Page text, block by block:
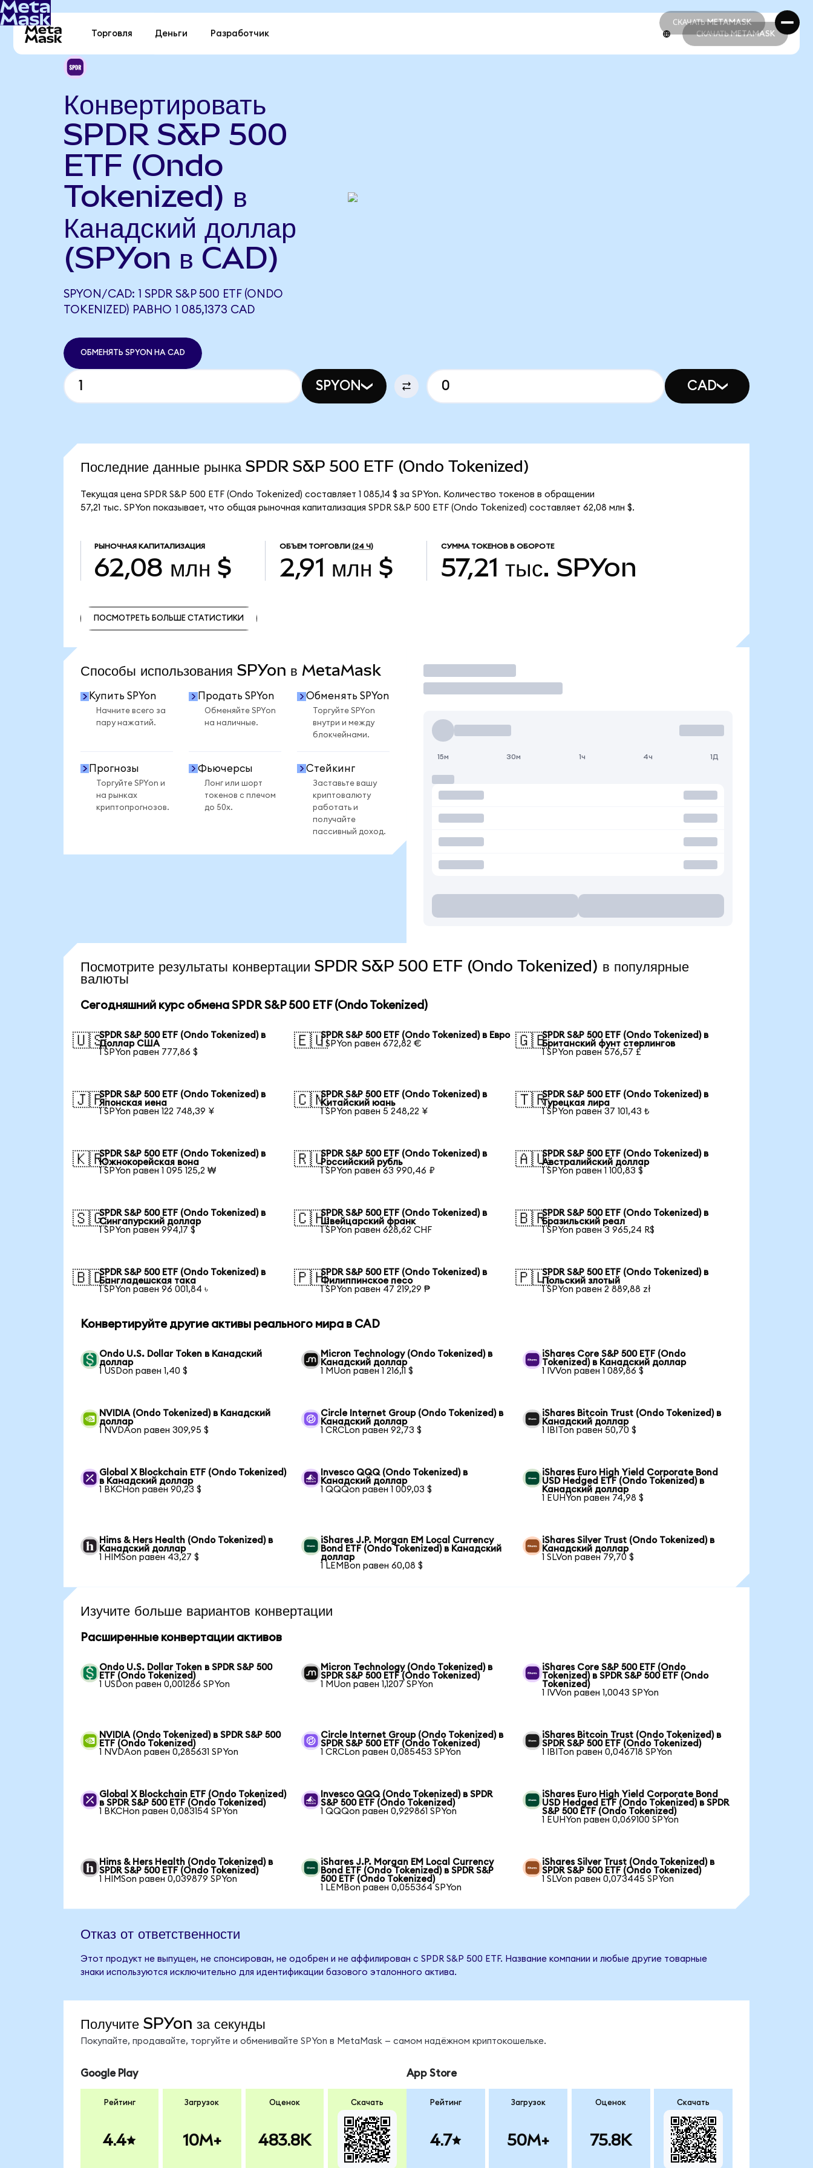
СКАЧАТЬ METAMASK
СКАЧАТЬ METAMASK
Торговля Деньги Разработчик СКАЧАТЬ METAMASK
Конвертировать
SPDR S&P 500
ETF (Ondo
Tokenized) в
Канадский доллар
(SPYon в CAD)
SPYON/CAD: 1 SPDR S&P 500 ETF (ONDO
TOKENIZED) РАВНО 1 085,1373 CAD
ОБМЕНЯТЬ SPYON НА CAD
SPYON CAD
Последние данные рынка SPDR S&P 500 ETF (Ondo Tokenized)
Текущая цена SPDR S&P 500 ETF (Ondo Tokenized) составляет 1 085,14 $ за SPYon. Количество токенов в обращении
57,21 тыс. SPYon показывает, что общая рыночная капитализация SPDR S&P 500 ETF (Ondo Tokenized) составляет 62,08 млн $.
РЫНОЧНАЯ КАПИТАЛИЗАЦИЯ
62,08 млн $
ОБЪЕМ ТОРГОВЛИ (24 Ч)
2,91 млн $
СУММА ТОКЕНОВ В ОБОРОТЕ
57,21 тыс. SPYon
ПОСМОТРЕТЬ БОЛЬШЕ СТАТИСТИКИ
Способы использования SPYon в MetaMask
Купить SPYon
Начните всего за
пару нажатий.
Продать SPYon
Обменяйте SPYon
на наличные.
Обменять SPYon
Торгуйте SPYon
внутри и между
блокчейнами.
Прогнозы
Торгуйте SPYon и
на рынках
криптопрогнозов.
Фьючерсы
Лонг или шорт
токенов с плечом
до 50x.
Стейкинг
Заставьте вашу
криптовалюту
работать и
получайте
пассивный доход.
Торговать
15м 30м 1ч 4ч 1Д
Посмотрите результаты конвертации SPDR S&P 500 ETF (Ondo Tokenized) в популярные
валюты
Сегодняшний курс обмена SPDR S&P 500 ETF (Ondo Tokenized)
🇺🇸SPDR S&P 500 ETF (Ondo Tokenized) в
Доллар США
1 SPYon равен 777,86 $
🇪🇺SPDR S&P 500 ETF (Ondo Tokenized) в Евро
1 SPYon равен 672,82 €
🇬🇧SPDR S&P 500 ETF (Ondo Tokenized) в
Британский фунт стерлингов
1 SPYon равен 576,57 £
🇯🇵SPDR S&P 500 ETF (Ondo Tokenized) в
Японская иена
1 SPYon равен 122 748,39 ¥
🇨🇳SPDR S&P 500 ETF (Ondo Tokenized) в
Китайский юань
1 SPYon равен 5 248,22 ¥
🇹🇷SPDR S&P 500 ETF (Ondo Tokenized) в
Турецкая лира
1 SPYon равен 37 101,43 ₺
🇰🇷SPDR S&P 500 ETF (Ondo Tokenized) в
Южнокорейская вона
1 SPYon равен 1 095 125,2 ₩
🇷🇺SPDR S&P 500 ETF (Ondo Tokenized) в
Российский рубль
1 SPYon равен 63 990,46 ₽
🇦🇺SPDR S&P 500 ETF (Ondo Tokenized) в
Австралийский доллар
1 SPYon равен 1 100,83 $
🇸🇬SPDR S&P 500 ETF (Ondo Tokenized) в
Сингапурский доллар
1 SPYon равен 994,17 $
🇨🇭SPDR S&P 500 ETF (Ondo Tokenized) в
Швейцарский франк
1 SPYon равен 628,62 CHF
🇧🇷SPDR S&P 500 ETF (Ondo Tokenized) в
Бразильский реал
1 SPYon равен 3 965,24 R$
🇧🇩SPDR S&P 500 ETF (Ondo Tokenized) в
Бангладешская така
1 SPYon равен 96 001,84 ৳
🇵🇭SPDR S&P 500 ETF (Ondo Tokenized) в
Филиппинское песо
1 SPYon равен 47 219,29 ₱
🇵🇱SPDR S&P 500 ETF (Ondo Tokenized) в
Польский злотый
1 SPYon равен 2 889,88 zł
Конвертируйте другие активы реального мира в CAD
Ondo U.S. Dollar Token в Канадский
доллар
1 USDon равен 1,40 $
Micron Technology (Ondo Tokenized) в
Канадский доллар
1 MUon равен 1 216,11 $
iShares Core S&P 500 ETF (Ondo
Tokenized) в Канадский доллар
1 IVVon равен 1 089,86 $
NVIDIA (Ondo Tokenized) в Канадский
доллар
1 NVDAon равен 309,95 $
Circle Internet Group (Ondo Tokenized) в
Канадский доллар
1 CRCLon равен 92,73 $
iShares Bitcoin Trust (Ondo Tokenized) в
Канадский доллар
1 IBITon равен 50,70 $
Global X Blockchain ETF (Ondo Tokenized)
в Канадский доллар
1 BKCHon равен 90,23 $
Invesco QQQ (Ondo Tokenized) в
Канадский доллар
1 QQQon равен 1 009,03 $
iShares Euro High Yield Corporate Bond
USD Hedged ETF (Ondo Tokenized) в
Канадский доллар
1 EUHYon равен 74,98 $
Hims & Hers Health (Ondo Tokenized) в
Канадский доллар
1 HIMSon равен 43,27 $
iShares J.P. Morgan EM Local Currency
Bond ETF (Ondo Tokenized) в Канадский
доллар
1 LEMBon равен 60,08 $
iShares Silver Trust (Ondo Tokenized) в
Канадский доллар
1 SLVon равен 79,70 $
Изучите больше вариантов конвертации
Расширенные конвертации активов
Ondo U.S. Dollar Token в SPDR S&P 500
ETF (Ondo Tokenized)
1 USDon равен 0,001286 SPYon
Micron Technology (Ondo Tokenized) в
SPDR S&P 500 ETF (Ondo Tokenized)
1 MUon равен 1,1207 SPYon
iShares Core S&P 500 ETF (Ondo
Tokenized) в SPDR S&P 500 ETF (Ondo
Tokenized)
1 IVVon равен 1,0043 SPYon
NVIDIA (Ondo Tokenized) в SPDR S&P 500
ETF (Ondo Tokenized)
1 NVDAon равен 0,285631 SPYon
Circle Internet Group (Ondo Tokenized) в
SPDR S&P 500 ETF (Ondo Tokenized)
1 CRCLon равен 0,085453 SPYon
iShares Bitcoin Trust (Ondo Tokenized) в
SPDR S&P 500 ETF (Ondo Tokenized)
1 IBITon равен 0,046718 SPYon
Global X Blockchain ETF (Ondo Tokenized)
в SPDR S&P 500 ETF (Ondo Tokenized)
1 BKCHon равен 0,083154 SPYon
Invesco QQQ (Ondo Tokenized) в SPDR
S&P 500 ETF (Ondo Tokenized)
1 QQQon равен 0,929861 SPYon
iShares Euro High Yield Corporate Bond
USD Hedged ETF (Ondo Tokenized) в SPDR
S&P 500 ETF (Ondo Tokenized)
1 EUHYon равен 0,069100 SPYon
Hims & Hers Health (Ondo Tokenized) в
SPDR S&P 500 ETF (Ondo Tokenized)
1 HIMSon равен 0,039879 SPYon
iShares J.P. Morgan EM Local Currency
Bond ETF (Ondo Tokenized) в SPDR S&P
500 ETF (Ondo Tokenized)
1 LEMBon равен 0,055364 SPYon
iShares Silver Trust (Ondo Tokenized) в
SPDR S&P 500 ETF (Ondo Tokenized)
1 SLVon равен 0,073445 SPYon
Отказ от ответственности
Этот продукт не выпущен, не спонсирован, не одобрен и не аффилирован с SPDR S&P 500 ETF. Название компании и любые другие товарные
знаки используются исключительно для идентификации базового эталонного актива.
Получите SPYon за секунды
Покупайте, продавайте, торгуйте и обменивайте SPYon в MetaMask — самом надёжном криптокошельке.
Google Play
Рейтинг
4.4
Загрузок
10M+
Оценок
483.8K
Скачать
App Store
Рейтинг
4.7
Загрузок
50M+
Оценок
75.8K
Скачать